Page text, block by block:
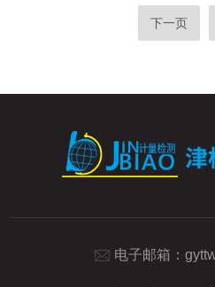
下一页
电子邮箱：